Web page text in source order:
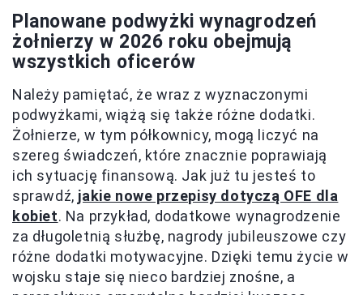
Planowane podwyżki wynagrodzeń
żołnierzy w 2026 roku obejmują
wszystkich oficerów
Należy pamiętać, że wraz z wyznaczonymi
podwyżkami, wiążą się także różne dodatki.
Żołnierze, w tym półkownicy, mogą liczyć na
szereg świadczeń, które znacznie poprawiają
ich sytuację finansową. Jak już tu jesteś to
sprawdź, jakie nowe przepisy dotyczą OFE dla
kobiet. Na przykład, dodatkowe wynagrodzenie
za długoletnią służbę, nagrody jubileuszowe czy
różne dodatki motywacyjne. Dzięki temu życie w
wojsku staje się nieco bardziej znośne, a